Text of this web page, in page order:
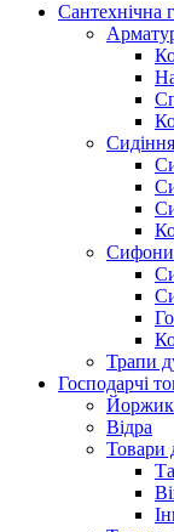
Сантехнічна
Сифони
Трапи
Господарчі
Відра
Товари